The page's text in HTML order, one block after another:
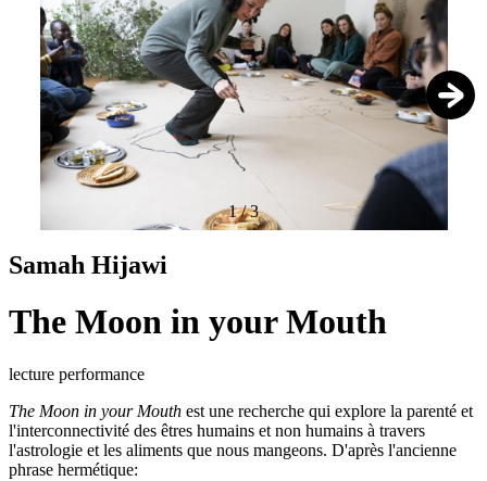
1/3
Samah Hijawi
The Moon in your Mouth
lecture performance
The Moon in your Mouth est une recherche qui explore la parenté et
l'interconnectivité des êtres humains et non humains à travers
l'astrologie et les aliments que nous mangeons. D'après l'ancienne
phrase hermétique: